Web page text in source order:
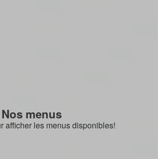
Nos menus
afficher les menus disponibles!